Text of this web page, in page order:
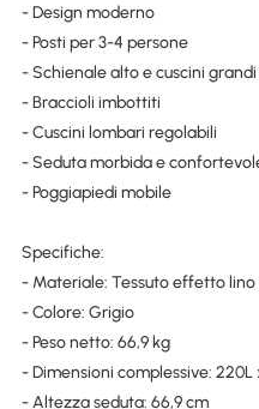
- Design moderno
- Posti per 3-4 persone
- Schienale alto e cuscini grandi
- Braccioli imbottiti
- Cuscini lombari regolabili
- Seduta morbida e
- Poggiapiedi mobile
Specifiche:
- Materiale: Tessuto effetto
- Colore: Grigio
- Peso netto: 66,9 kg
- Dimensioni complessive: 220L
- Altezza seduta: 66,9 cm